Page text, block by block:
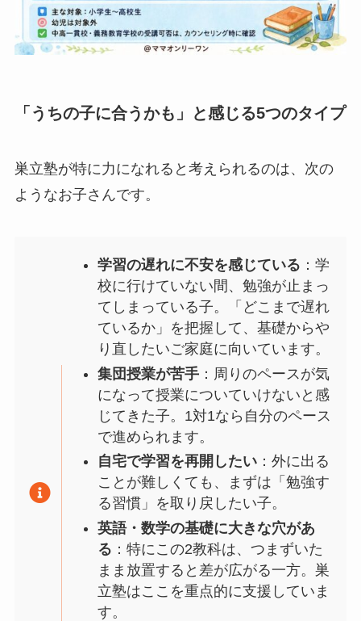
「うちの子に合うかも」と感じる5つのタイプ
巣立塾が特に力になれると考えられるのは、次の
ようなお子さんです。
学習の遅れに不安を感じている ：学
校に行けていない間、勉強が止まっ
てしまっている子。「どこまで遅れ
ているか」を把握して、基礎からや
り直したいご家庭に向いています。
集団授業が苦手：周りのペースが気
になって授業についていけないと感
じてきた子。1対1なら自分のペース
で進められます。
自宅で学習を再開したい：外に出る
ことが難しくても、まずは「勉強す
る習慣」を取り戻したい子。
英語・数学の基礎に大きな穴があ
る ：特にこの2教科は、つまずいた
まま放置すると差が広がる一方。巣
立塾はここを重点的に支援していま
す。